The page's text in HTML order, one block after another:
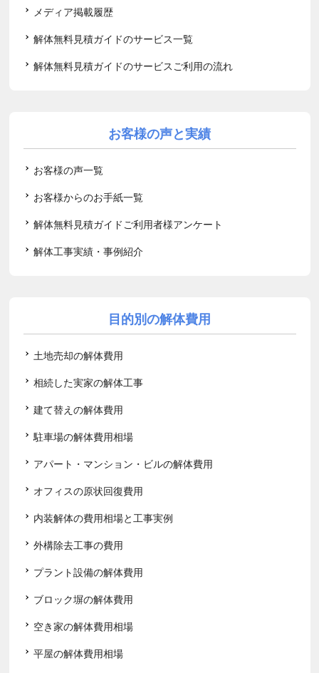
メディア掲載履歴
解体無料見積ガイドのサービス一覧
解体無料見積ガイドのサービスご利用の流れ
お客様の声と実績
お客様の声一覧
お客様からのお手紙一覧
解体無料見積ガイドご利用者様アンケート
解体工事実績・事例紹介
目的別の解体費用
土地売却の解体費用
相続した実家の解体工事
建て替えの解体費用
駐車場の解体費用相場
アパート・マンション・ビルの解体費用
オフィスの原状回復費用
内装解体の費用相場と工事実例
外構除去工事の費用
プラント設備の解体費用
ブロック塀の解体費用
空き家の解体費用相場
平屋の解体費用相場